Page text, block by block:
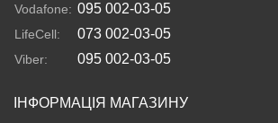
Vodafone: 095 002-03-05
LifeCell: 073 002-03-05
Viber: 095 002-03-05
ІНФОРМАЦІЯ МАГАЗИНУ